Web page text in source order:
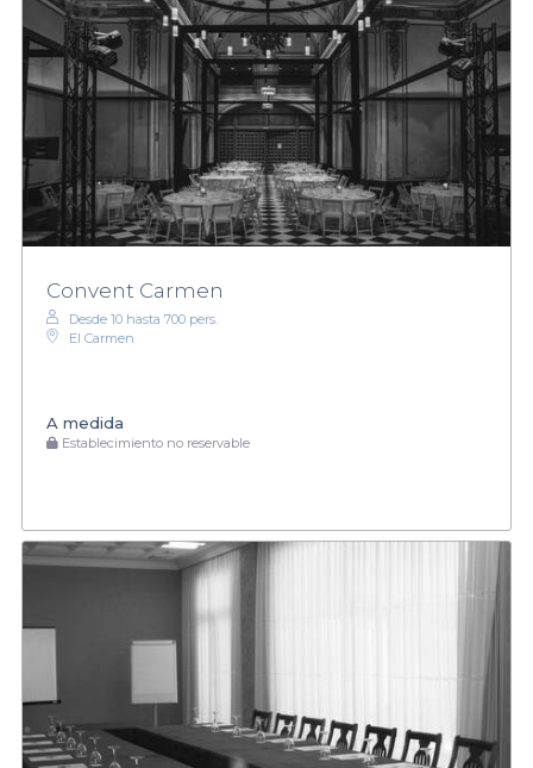
Convent Carmen
Desde 10 hasta 700 pers.
El Carmen
A medida
Establecimiento no reservable